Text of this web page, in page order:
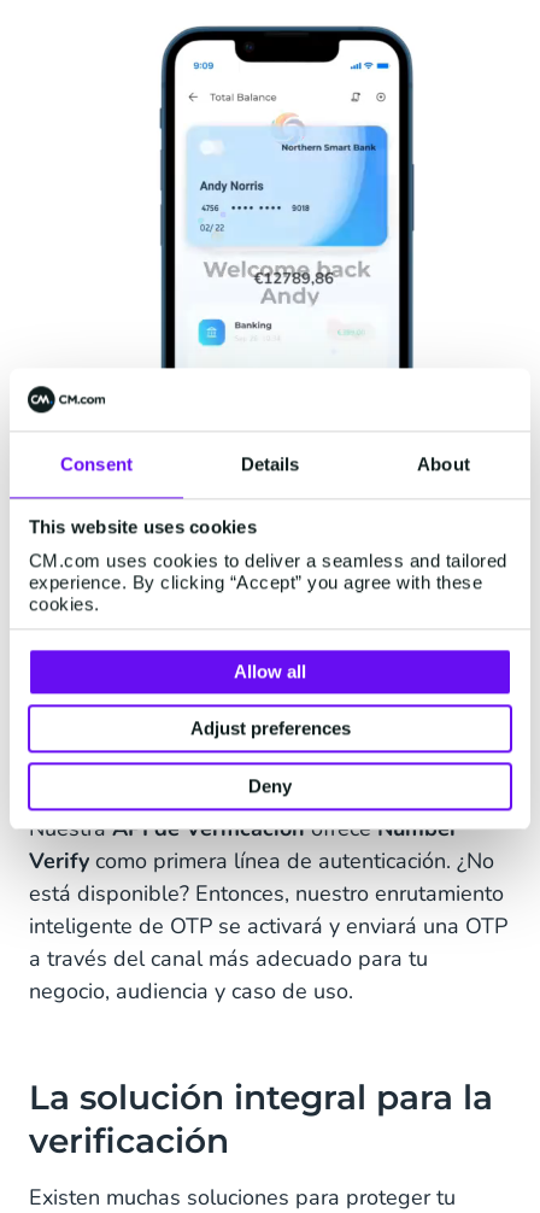
Consent Details About
This website uses cookies
CM.com uses cookies to deliver a seamless and tailored
experience. By clicking “Accept” you agree with these
cookies.
Allow all
Adjust preferences
Deny
El usuario solo deberá introducir su número de
teléfono, y la autenticación se realizará en
segundo plano a través de los operadores
móviles que suministran la verificación SIM. Este
proceso ocurre sin necesidad de mensajes,
eliminando riesgos de fraude como el toll fraud,
phishing, smishing o AIT.
NuestraAPI de VerificaciónofreceNumber
Verify como primera línea de autenticación. ¿No
está disponible? Entonces, nuestro enrutamiento
inteligente de OTP se activará y enviará una OTP
a través del canal más adecuado para tu
negocio, audiencia y caso de uso.
La solución integral para la
verificación
Existen muchas soluciones para proteger tu